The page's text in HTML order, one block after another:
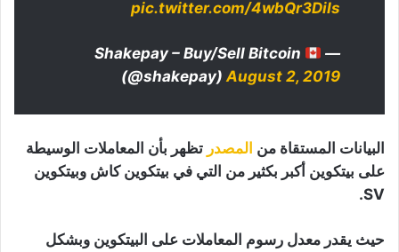
pic.twitter.com/4wbQr3DiIs
— Shakepay – Buy/Sell Bitcoin
(@shakepay) August 2, 2019
البيانات المستقاة من المصدر تظهر بأن المعاملات الوسيطة
على بيتكوين أكبر بكثير من التي في بيتكوين كاش وبيتكوين
SV.
حيث يقدر معدل رسوم المعاملات على البيتكوين وبشكل